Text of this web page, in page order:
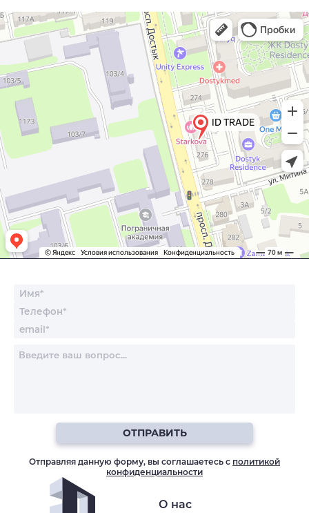
О нас
ОТПРАВИТЬ
Отправляя данную форму, вы соглашаетесь с политикой
конфиденциальности